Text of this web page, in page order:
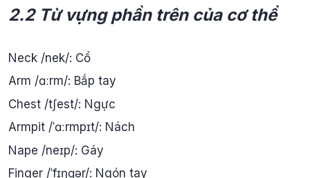
2.2 Từ vựng phần trên của cơ thể
Neck /nek/: Cổ
Arm /ɑːrm/: Bắp tay
Chest /tʃest/: Ngực
Armpit /ˈɑːrmpɪt/: Nách
Nape /neɪp/: Gáy
Finger /ˈfɪŋɡər/: Ngón tay